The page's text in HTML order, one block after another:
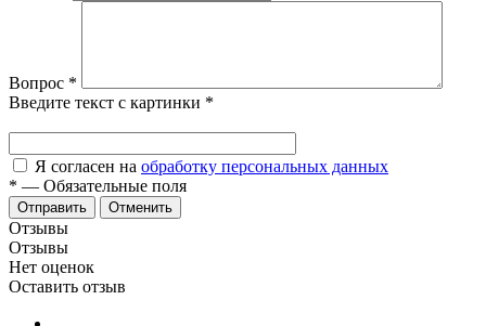
Вопрос *
Введите текст с картинки *
Я согласен на обработку персональных данных
* — Обязательные поля
Отменить
Отзывы
Отзывы
Нет оценок
Оставить отзыв